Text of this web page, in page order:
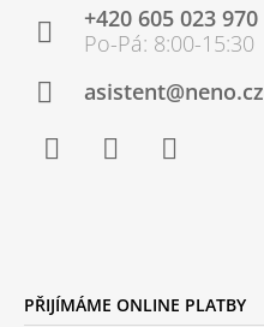
+420 605 023 970
asistent@neno.cz
PŘIJÍMÁME ONLINE PLATBY